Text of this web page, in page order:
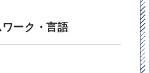
ーク・言語